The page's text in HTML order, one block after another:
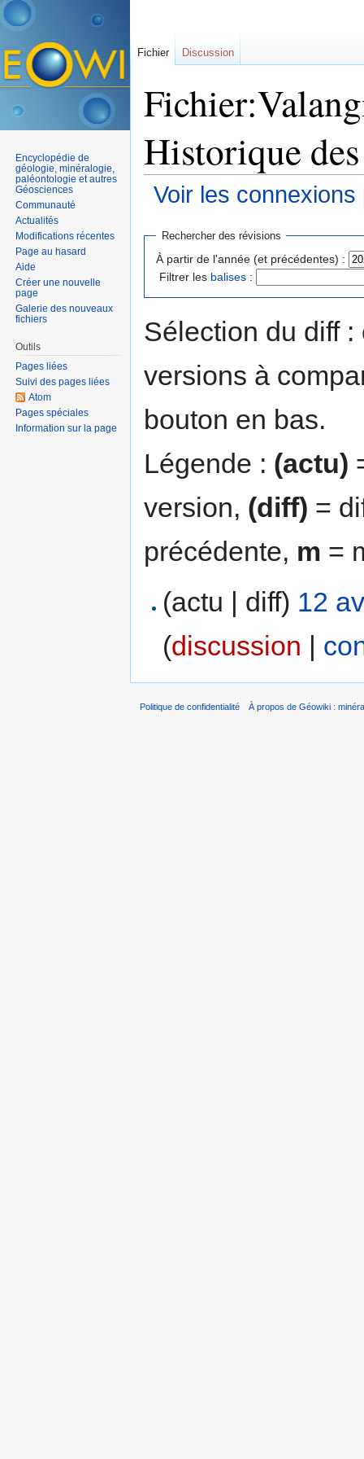
Historique
Voir les
Rechercher des révisions
À partir de l'année (et précédentes) :
Filtrer les balises :
Sélection du diff
versions à
bouton en bas.
Légende : (actu)
version, (diff) =
précédente, m =
(actu | diff) 12
(discussion |
Fichier Discussion
Encyclopédie de
géologie, minéralogie,
paléontologie et autres
Géosciences
Communauté
Actualités
Modifications récentes
Page au hasard
Aide
Créer une nouvelle
page
Galerie des nouveaux
fichiers
Outils
Pages liées
Suivi des pages liées
Atom
Pages spéciales
Information sur la page
Politique de confidentialité À propos de Géowiki :